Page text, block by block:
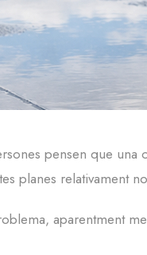
pensen que una
planes relativament
aparentment